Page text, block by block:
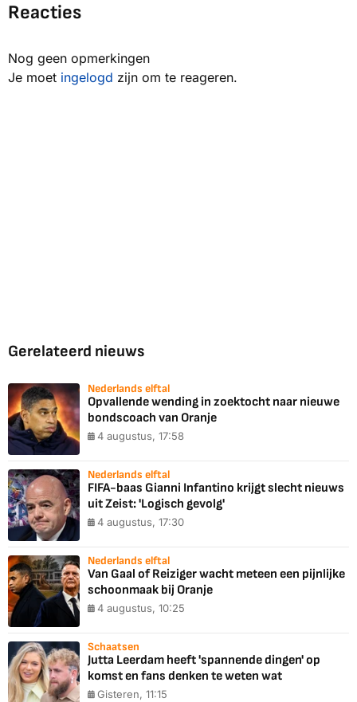
Reacties
Nog geen opmerkingen
Je moet ingelogd zijn om te reageren.
Gerelateerd nieuws
Nederlands elftal
Opvallende wending in zoektocht naar nieuwe
bondscoach van Oranje
4 augustus, 17:58
Nederlands elftal
FIFA-baas Gianni Infantino krijgt slecht nieuws
uit Zeist: 'Logisch gevolg'
4 augustus, 17:30
Nederlands elftal
Van Gaal of Reiziger wacht meteen een pijnlijke
schoonmaak bij Oranje
4 augustus, 10:25
Schaatsen
Jutta Leerdam heeft 'spannende dingen' op
komst en fans denken te weten wat
Gisteren, 11:15